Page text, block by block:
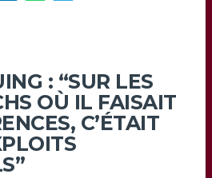
: “SUR LES
OÙ IL FAISAIT
C’ÉTAIT